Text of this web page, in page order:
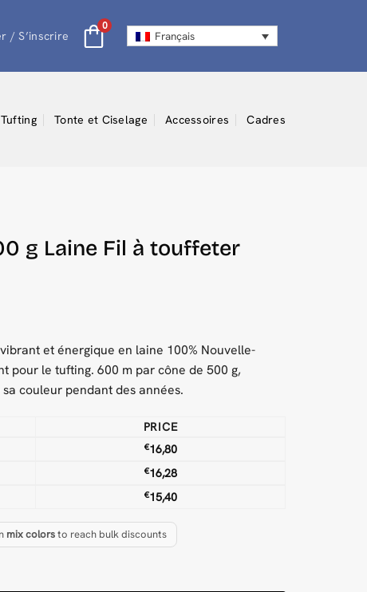
/ S’inscrire
0
Français
Tonte et Ciselage Accessoires Cadres
g Laine Fil à touffeter
et énergique en laine 100% Nouvelle-
pour le tufting. 600 m par cône de 500 g,
couleur pendant des années.
PRICE
€16,80
€16,28
€15,40
mix colorsto reach bulk discounts
Laine Fil à touffeter